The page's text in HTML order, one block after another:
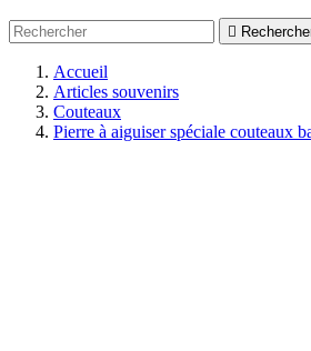

Accueil
Articles souvenirs
Couteaux
Pierre à aiguiser spéciale couteaux